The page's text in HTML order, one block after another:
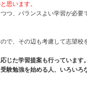
思います。
つ、バランスよい学習が必要
で、その辺も考慮して志望校
じた学習提案も行っています
験勉強を始める人、いろいろ